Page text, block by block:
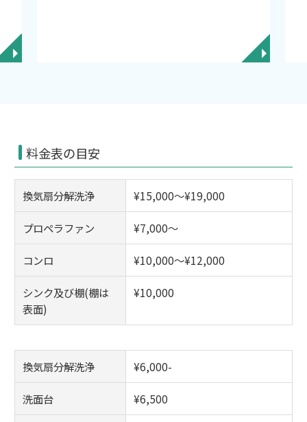
◥ ◥
料金表の目安
換気扇分解洗浄 ¥15,000～¥19,000
プロペラファン ¥7,000～
コンロ ¥10,000～¥12,000
シンク及び棚(棚は
表面)
¥10,000
換気扇分解洗浄 ¥6,000-
洗面台 ¥6,500